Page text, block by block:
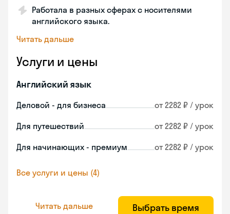
Работала в разных сферах с носителями
английского языка.
Читать дальше
Услуги и цены
Английский язык
Деловой - для бизнеса от 2282 ₽ / урок
Для путешествий от 2282 ₽ / урок
Для начинающих - премиум от 2282 ₽ / урок
Все услуги и цены (4)
Читать дальше Выбрать время